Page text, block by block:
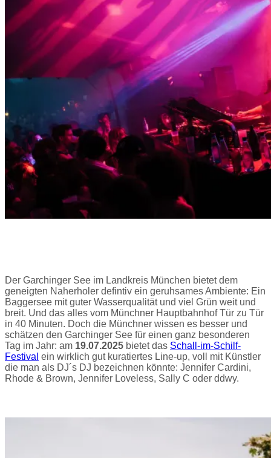
Der Garchinger See im Landkreis München bietet dem
geneigten Naherholer defintiv ein geruhsames Ambiente: Ein
Baggersee mit guter Wasserqualität und viel Grün weit und
breit. Und das alles vom Münchner Hauptbahnhof Tür zu Tür
in 40 Minuten. Doch die Münchner wissen es besser und
schätzen den Garchinger See für einen ganz besonderen
Tag im Jahr: am 19.07.2025 bietet das Schall-im-Schilf-
Festival ein wirklich gut kuratiertes Line-up, voll mit Künstler
die man als DJ´s DJ bezeichnen könnte: Jennifer Cardini,
Rhode & Brown, Jennifer Loveless, Sally C oder ddwy.